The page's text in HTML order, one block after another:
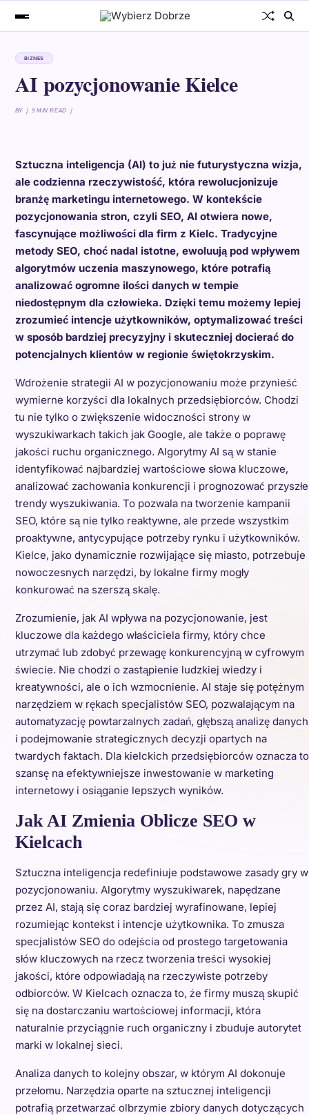
BIZNES
AI pozycjonowanie Kielce
BY 9 MIN READ
Sztuczna inteligencja (AI) to już nie futurystyczna wizja,
ale codzienna rzeczywistość, która rewolucjonizuje
branżę marketingu internetowego. W kontekście
pozycjonowania stron, czyli SEO, AI otwiera nowe,
fascynujące możliwości dla firm z Kielc. Tradycyjne
metody SEO, choć nadal istotne, ewoluują pod wpływem
algorytmów uczenia maszynowego, które potrafią
analizować ogromne ilości danych w tempie
niedostępnym dla człowieka. Dzięki temu możemy lepiej
zrozumieć intencje użytkowników, optymalizować treści
w sposób bardziej precyzyjny i skuteczniej docierać do
potencjalnych klientów w regionie świętokrzyskim.
Wdrożenie strategii AI w pozycjonowaniu może przynieść
wymierne korzyści dla lokalnych przedsiębiorców. Chodzi
tu nie tylko o zwiększenie widoczności strony w
wyszukiwarkach takich jak Google, ale także o poprawę
jakości ruchu organicznego. Algorytmy AI są w stanie
identyfikować najbardziej wartościowe słowa kluczowe,
analizować zachowania konkurencji i prognozować przyszłe
trendy wyszukiwania. To pozwala na tworzenie kampanii
SEO, które są nie tylko reaktywne, ale przede wszystkim
proaktywne, antycypujące potrzeby rynku i użytkowników.
Kielce, jako dynamicznie rozwijające się miasto, potrzebuje
nowoczesnych narzędzi, by lokalne firmy mogły
konkurować na szerszą skalę.
Zrozumienie, jak AI wpływa na pozycjonowanie, jest
kluczowe dla każdego właściciela firmy, który chce
utrzymać lub zdobyć przewagę konkurencyjną w cyfrowym
świecie. Nie chodzi o zastąpienie ludzkiej wiedzy i
kreatywności, ale o ich wzmocnienie. AI staje się potężnym
narzędziem w rękach specjalistów SEO, pozwalającym na
automatyzację powtarzalnych zadań, głębszą analizę danych
i podejmowanie strategicznych decyzji opartych na
twardych faktach. Dla kielckich przedsiębiorców oznacza to
szansę na efektywniejsze inwestowanie w marketing
internetowy i osiąganie lepszych wyników.
Jak AI Zmienia Oblicze SEO w
Kielcach
Sztuczna inteligencja redefiniuje podstawowe zasady gry w
pozycjonowaniu. Algorytmy wyszukiwarek, napędzane
przez AI, stają się coraz bardziej wyrafinowane, lepiej
rozumiejąc kontekst i intencje użytkownika. To zmusza
specjalistów SEO do odejścia od prostego targetowania
słów kluczowych na rzecz tworzenia treści wysokiej
jakości, które odpowiadają na rzeczywiste potrzeby
odbiorców. W Kielcach oznacza to, że firmy muszą skupić
się na dostarczaniu wartościowej informacji, która
naturalnie przyciągnie ruch organiczny i zbuduje autorytet
marki w lokalnej sieci.
Analiza danych to kolejny obszar, w którym AI dokonuje
przełomu. Narzędzia oparte na sztucznej inteligencji
potrafią przetwarzać olbrzymie zbiory danych dotyczących